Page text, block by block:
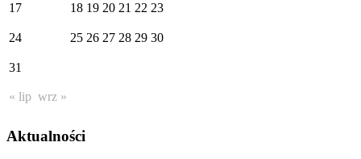
17 18 19 20 21 22 23
24 25 26 27 28 29 30
31
« lip wrz »
Aktualności